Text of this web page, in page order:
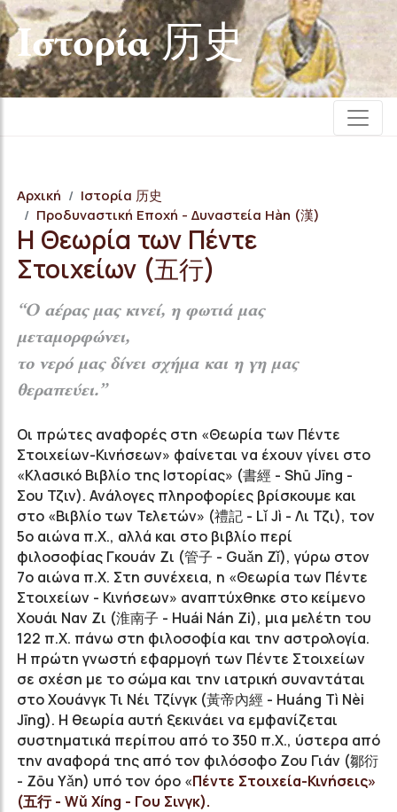
Iστορία 历史
Αρχική
Iστορία 历史
Προδυναστική Εποχή - Δυναστεία Hàn (漢)
Η Θεωρία των Πέντε
Στοιχείων (五行)
“Ο αέρας μας κινεί, η φωτιά μας
μεταμορφώνει,
το νερό μας δίνει σχήμα και η γη μας
θεραπεύει.”
Οι πρώτες αναφορές στη «Θεωρία των Πέντε
Στοιχείων-Κινήσεων» φαίνεται να έχουν γίνει στο
«Κλασικό Βιβλίο της Ιστορίας» (書經 - Shū Jīng -
Σου Τζιν). Ανάλογες πληροφορίες βρίσκουμε και
στο «Βιβλίο των Τελετών» (禮記 - Lǐ Jì - Λι Τζι), τον
5ο αιώνα π.Χ., αλλά και στο βιβλίο περί
φιλοσοφίας Γκουάν Zι (管子 - Guǎn Zǐ), γύρω στον
7ο αιώνα π.Χ. Στη συνέχεια, η «Θεωρία των Πέντε
Στοιχείων - Κινήσεων» αναπτύχθηκε στο κείμενο
Χουάι Ναν Ζι (淮南子 - Huái Nán Zi), μια μελέτη του
122 π.Χ. πάνω στη φιλοσοφία και την αστρολογία.
Η πρώτη γνωστή εφαρμογή των Πέντε Στοιχείων
σε σχέση με το σώμα και την ιατρική συναντάται
στο Χουάνγκ Τι Νέι Τζίνγκ (黃帝內經 - Huáng Tì Nèi
Jīng). Η θεωρία αυτή ξεκινάει να εμφανίζεται
συστηματικά περίπου από το 350 π.Χ., ύστερα από
την αναφορά της από τον φιλόσοφο Ζου Γιάν (鄒衍
- Zōu Yǎn) υπό τον όρο «Πέντε Στοιχεία-Κινήσεις»
(五行 - Wǔ Xíng - Γου Σινγκ).